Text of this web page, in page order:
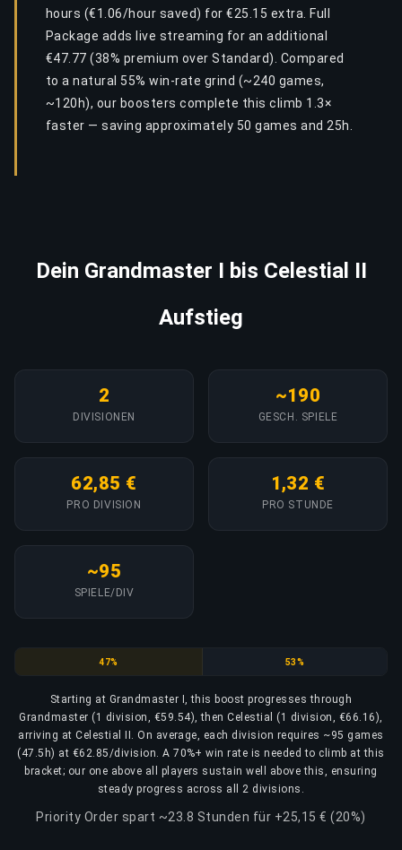
hours (€1.06/hour saved) for €25.15 extra. Full
Package adds live streaming for an additional
€47.77 (38% premium over Standard). Compared
to a natural 55% win-rate grind (~240 games,
~120h), our boosters complete this climb 1.3×
faster — saving approximately 50 games and 25h.
Dein Grandmaster I bis Celestial II
Aufstieg
2
DIVISIONEN
~190
GESCH. SPIELE
62,85 €
PRO DIVISION
1,32 €
PRO STUNDE
~95
SPIELE/DIV
Grandmaster
47% Celestial
53%
Starting at Grandmaster I, this boost progresses through
Grandmaster (1 division, €59.54), then Celestial (1 division, €66.16),
arriving at Celestial II. On average, each division requires ~95 games
(47.5h) at €62.85/division. A 70%+ win rate is needed to climb at this
bracket; our one above all players sustain well above this, ensuring
steady progress across all 2 divisions.
Priority Order spart ~23.8 Stunden für +25,15 € (20%)